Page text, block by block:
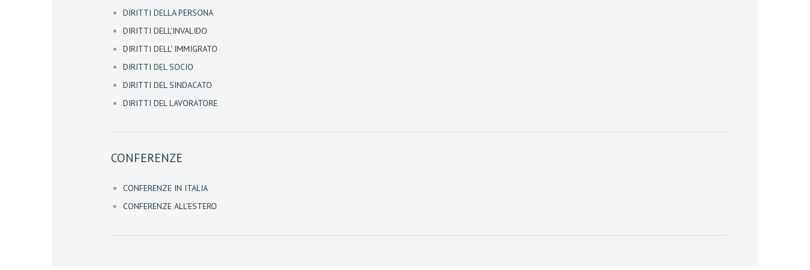
DIRITTI DELLA PERSONA
DIRITTI DELL'INVALIDO
DIRITTI DELL' IMMIGRATO
DIRITTI DEL SOCIO
DIRITTI DEL SINDACATO
DIRITTI DEL LAVORATORE
CONFERENZE
CONFERENZE IN ITALIA
CONFERENZE ALL'ESTERO